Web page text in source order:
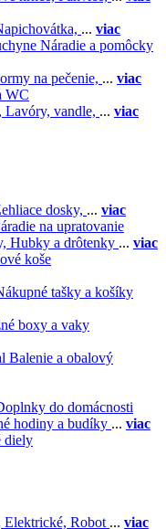
... viac
Náradie a pomôcky
na pečenie, ... viac
WC
Lavóry, vandle, ... viac
dosky, ... viac
na upratovanie
Hubky a drôtenky ... viac
koše
tašky a košíky
boxy a vaky
Balenie a obalový
do domácnosti
hodiny a budíky ... viac
diely
Elektrické, Robot ... viac